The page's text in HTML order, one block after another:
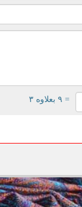
= ۹ بعلاوه ۳